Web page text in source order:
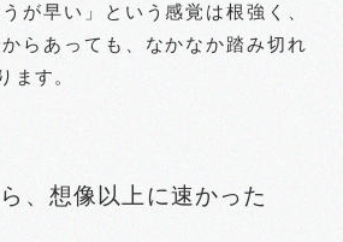
が早い」という感覚は根強く、
らあっても、なかなか踏み切れ
ます。
、想像以上に速かった